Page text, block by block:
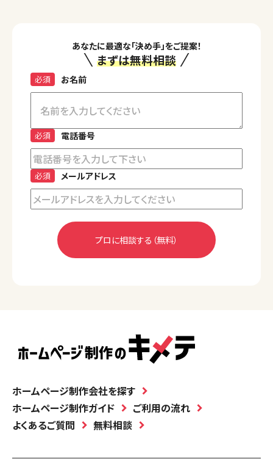
あなたに最適な「決め手」をご提案！
まずは無料相談
お名前
必須
電話番号
必須
メールアドレス
必須
ホームページ制作会社を探す
ホームページ制作ガイド
ご利用の流れ
よくあるご質問
無料相談